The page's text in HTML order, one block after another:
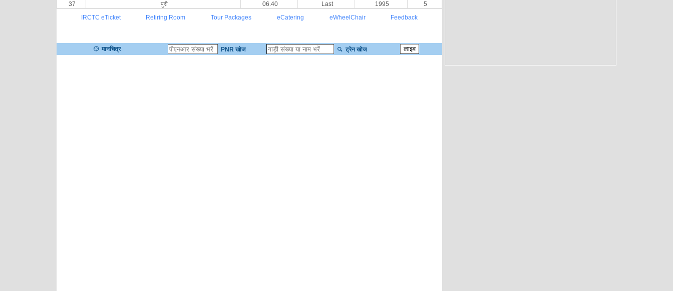
37
पुरी 06.40 Last 1995
5
IRCTC eTicket
Retiring Room Tour Packages eCatering eWheelChair Feedback
मानचित्र PNR खोज ट्रेन खोज